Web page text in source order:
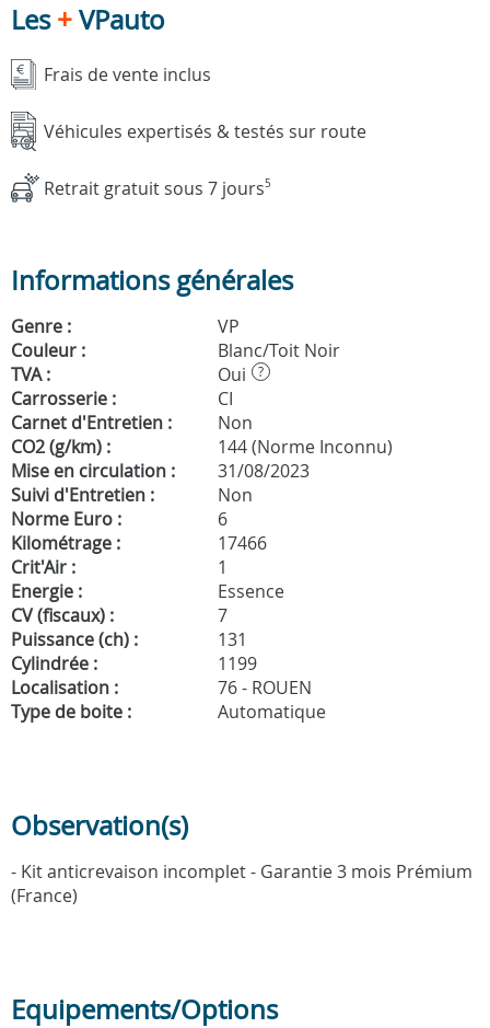
Les+VPauto
Frais de vente inclus
Véhicules expertisés & testés sur route
Retrait gratuit sous 7 jours5
Informations générales
Genre :
VP
Couleur :
Blanc/Toit Noir
TVA :
Oui ?
Carrosserie :
CI
Carnet d'Entretien :
Non
CO2 (g/km) :
144 (Norme Inconnu)
Mise en circulation :
31/08/2023
Suivi d'Entretien :
Non
Norme Euro :
6
Kilométrage :
17466
Crit'Air :
1
Energie :
Essence
CV (fiscaux) :
7
Puissance (ch) :
131
Cylindrée :
1199
Localisation :
76 - ROUEN
Type de boite :
Automatique
Observation(s)
- Kit anticrevaison incomplet - Garantie 3 mois Prémium
(France)
Equipements/Options